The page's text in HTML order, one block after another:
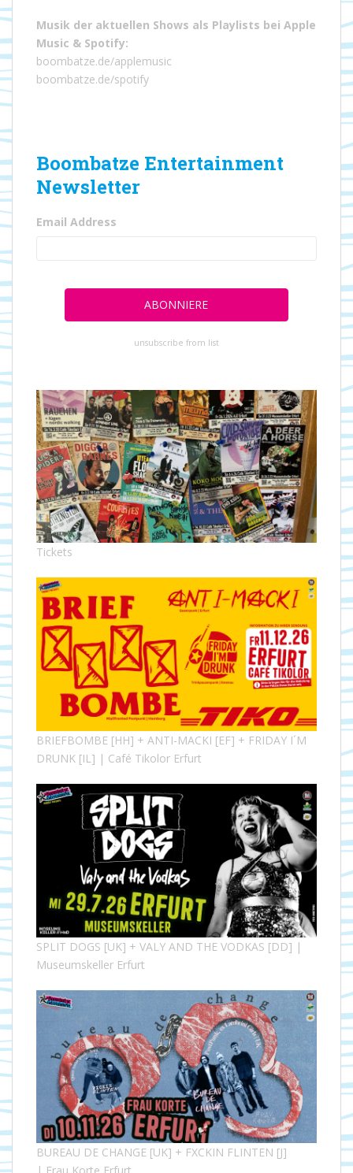
Musik der aktuellen Shows als Playlists bei Apple
Music & Spotify:
boombatze.de/applemusic
boombatze.de/spotify
Boombatze Entertainment
Newsletter
Email Address
unsubscribe from list
Tickets
BRIEFBOMBE [HH] + ANTI-MACKI [EF] + FRIDAY I´M
DRUNK [IL] | Café Tikolor Erfurt
SPLIT DOGS [UK] + VALY AND THE VODKAS [DD] |
Museumskeller Erfurt
BUREAU DE CHANGE [UK] + FXCKIN FLINTEN [J]